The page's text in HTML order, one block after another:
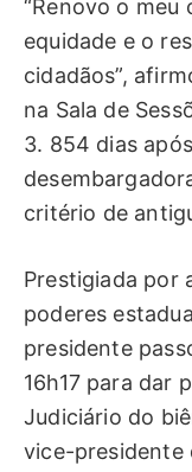
“Renovo o meu
equidade e o
cidadãos”,
na Sala de
3. 854 dias
critério de
Prestigiada por
poderes
presidente
16h17 para dar
Judiciário do
vice-presidente